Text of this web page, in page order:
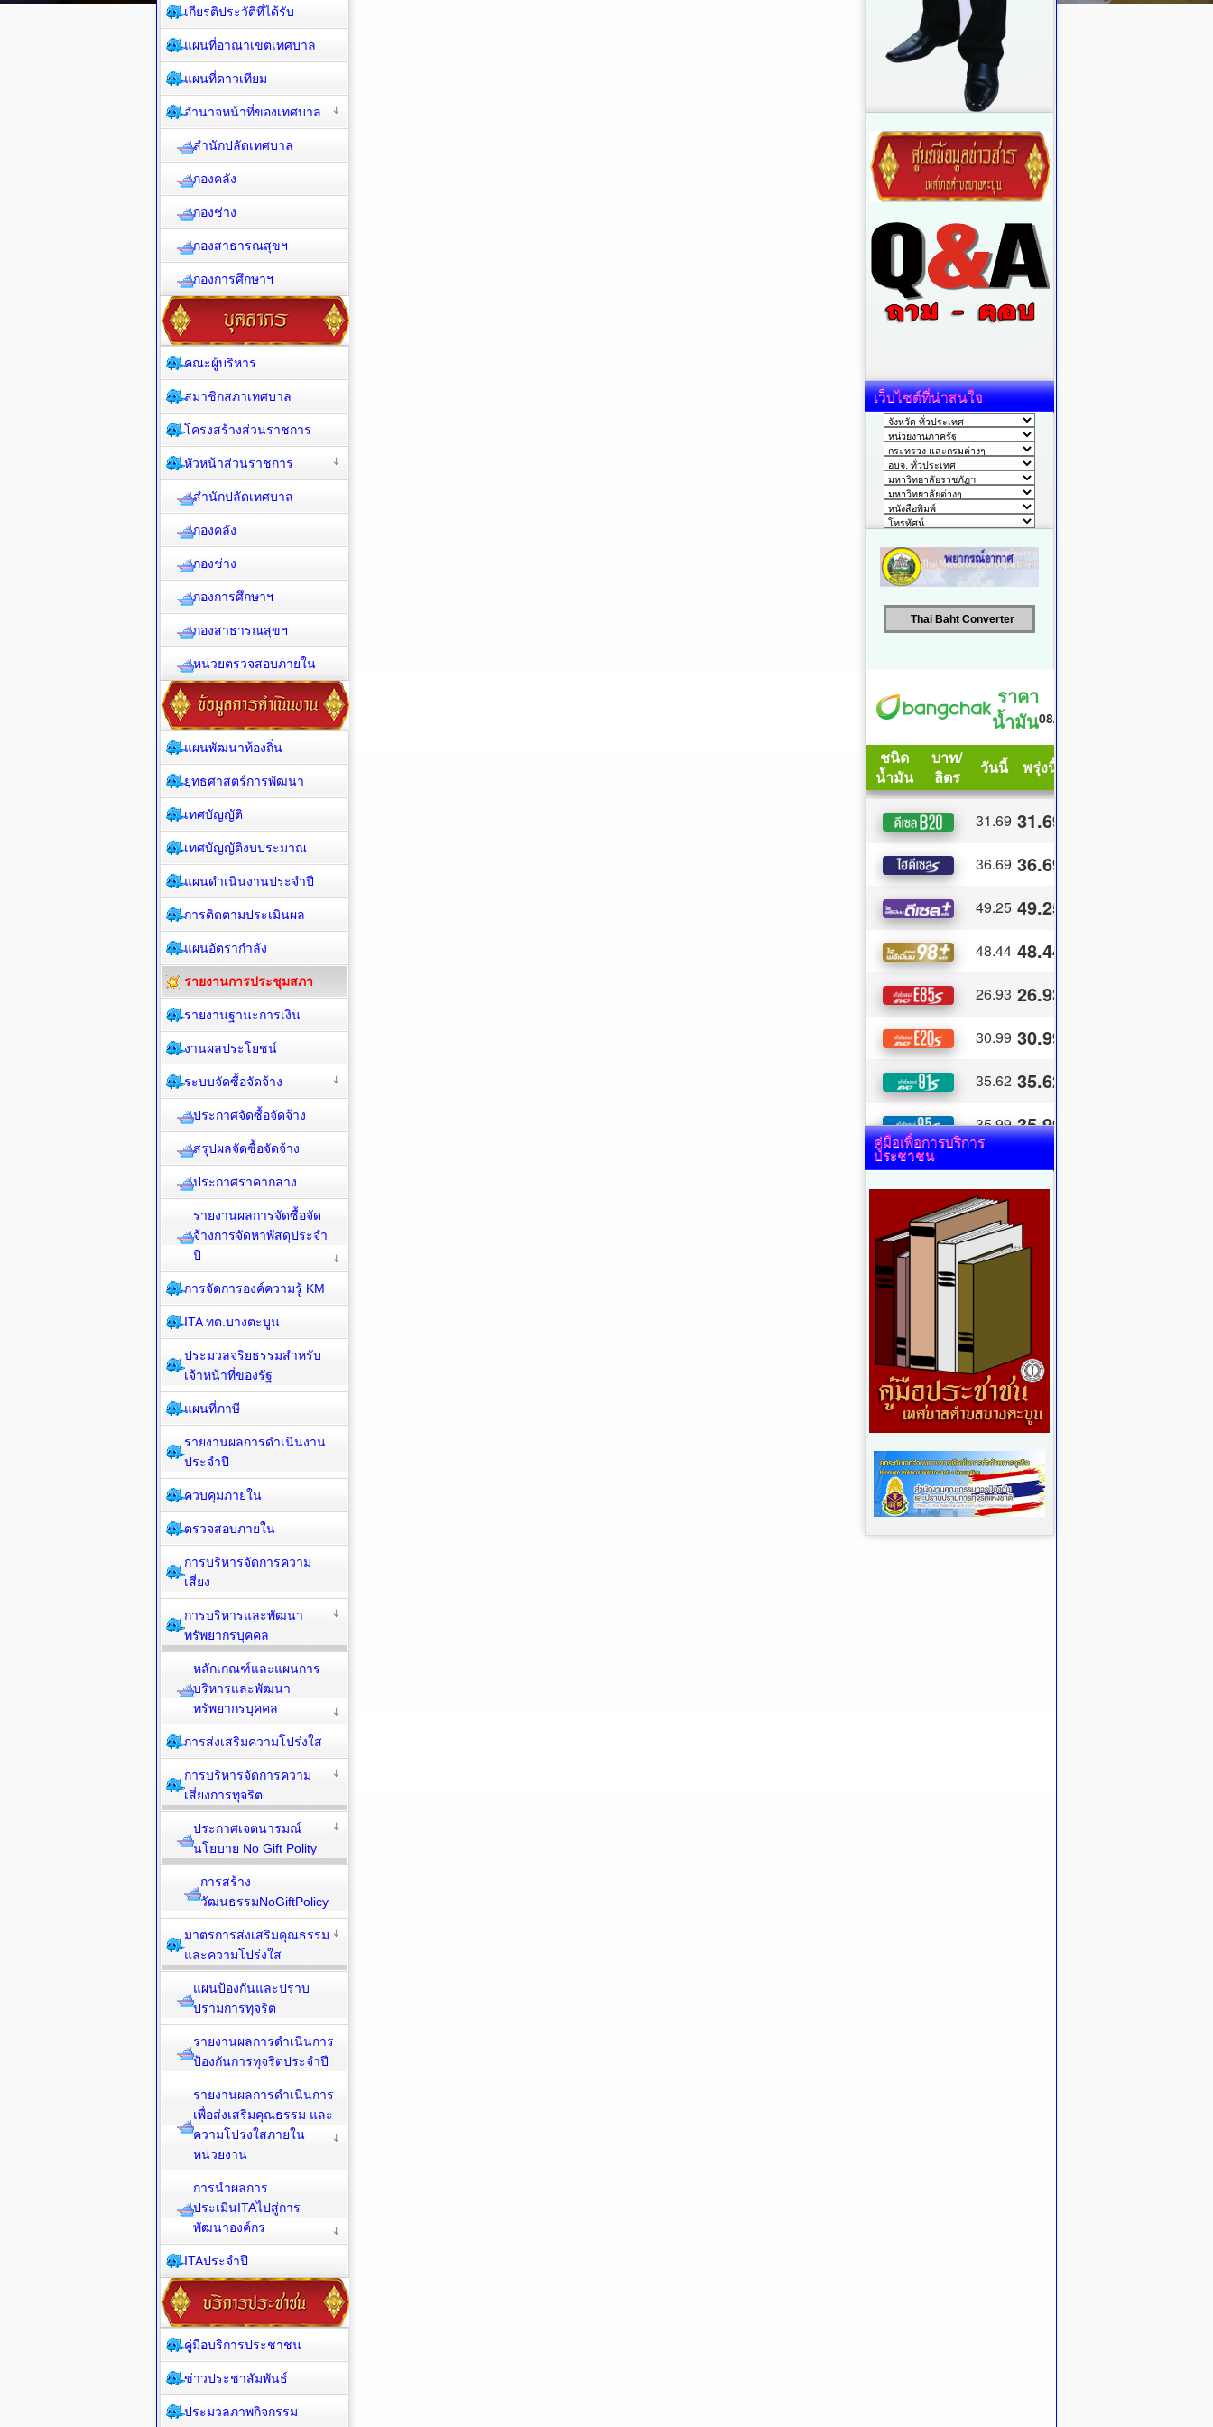
เกียรติประวัติที่ได้รับ
แผนที่อาณาเขตเทศบาล
แผนที่ดาวเทียม
อำนาจหน้าที่ของเทศบาล
สำนักปลัดเทศบาล
กองคลัง
กองช่าง
กองสาธารณสุขฯ
กองการศึกษาฯ
คณะผู้บริหาร
สมาชิกสภาเทศบาล
โครงสร้างส่วนราชการ
หัวหน้าส่วนราชการ
สำนักปลัดเทศบาล
กองคลัง
กองช่าง
กองการศึกษาฯ
กองสาธารณสุขฯ
หน่วยตรวจสอบภายใน
แผนพัฒนาท้องถิ่น
ยุทธศาสตร์การพัฒนา
เทศบัญญัติ
เทศบัญญัติงบประมาณ
แผนดำเนินงานประจำปี
การติดตามประเมินผล
แผนอัตรากำลัง
รายงานการประชุมสภา
รายงานฐานะการเงิน
งานผลประโยชน์
ระบบจัดซื้อจัดจ้าง
ประกาศจัดซื้อจัดจ้าง
สรุปผลจัดซื้อจัดจ้าง
ประกาศราคากลาง
รายงานผลการจัดซื้อจัด
จ้างการจัดหาพัสดุประจำ
ปี
การจัดการองค์ความรู้ KM
ITA ทต.บางตะบูน
ประมวลจริยธรรมสำหรับ
เจ้าหน้าที่ของรัฐ
แผนที่ภาษี
รายงานผลการดำเนินงาน
ประจำปี
ควบคุมภายใน
ตรวจสอบภายใน
การบริหารจัดการความ
เสี่ยง
การบริหารและพัฒนา
ทรัพยากรบุคคล
หลักเกณฑ์และแผนการ
บริหารและพัฒนา
ทรัพยากรบุคคล
การส่งเสริมความโปร่งใส
การบริหารจัดการความ
เสี่ยงการทุจริต
ประกาศเจตนารมณ์
นโยบาย No Gift Polity
การสร้าง
วัฒนธรรมNoGiftPolicy
มาตรการส่งเสริมคุณธรรม
และความโปร่งใส
แผนป้องกันและปราบ
ปรามการทุจริต
รายงานผลการดำเนินการ
ป้องกันการทุจริตประจำปี
รายงานผลการดำเนินการ
เพื่อส่งเสริมคุณธรรม และ
ความโปร่งใสภายใน
หน่วยงาน
การนำผลการ
ประเมินITAไปสู่การ
พัฒนาองค์กร
ITAประจำปี
คู่มือบริการประชาชน
ข่าวประชาสัมพันธ์
ประมวลภาพกิจกรรม
เว็บไซต์ที่น่าสนใจ
Thai Baht Converter
คู่มือเพื่อการบริการ
ประชาชน